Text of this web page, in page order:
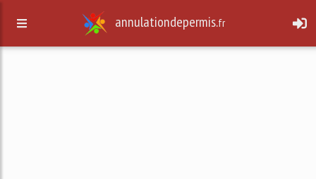
annulationdepermis.fr